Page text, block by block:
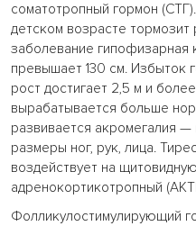
соматотропный гормон
детском возрасте тормозит
заболевание гипофизарная
превышает 130 см. Избыток
рост достигает 2,5 м и
вырабатывается больше
развивается акромегалия
размеры ног, рук, лица.
воздействует на
адренокортикотропный
Фолликулостимулирующий